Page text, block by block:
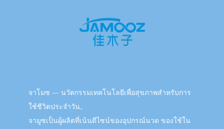
จาโมซ — นวัตกรรมเทคโนโลยีเพื่อสุขภาพสำหรับการ
ใช้ชีวิตประจำวัน。
จามูซเป็นผู้ผลิตที่เน้นดีไซน์ของอุปกรณ์นวด ของใช้ใน